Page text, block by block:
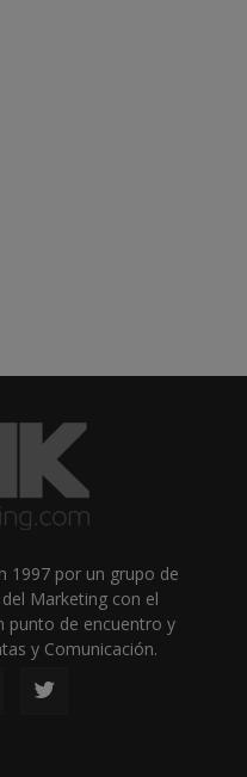
1997 por un grupo de
Marketing con el
punto de encuentro y
y Comunicación.